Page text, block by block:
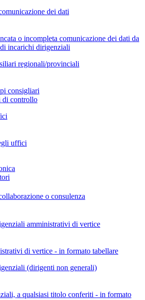
dei dati
o incompleta comunicazione dei dati da
incarichi dirigenziali
regionali/provinciali
consigliari
di controllo
uffici
o consulenza
amministrativi di vertice
di vertice - in formato tabellare
(dirigenti non generali)
a qualsiasi titolo conferiti - in formato